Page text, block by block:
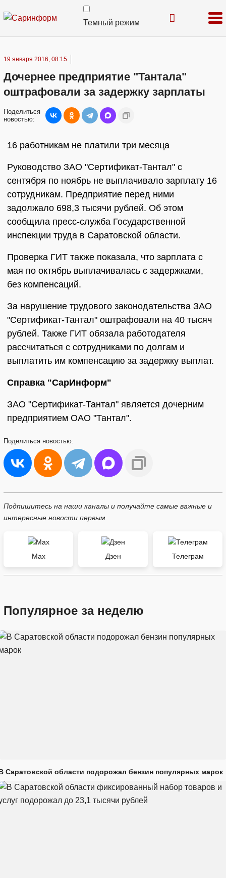
Темный режим
19 января 2016, 08:15
Дочернее предприятие "Тантала"
оштрафовали за задержку зарплаты
Поделиться
новостью:
16 работникам не платили три месяца
Руководство ЗАО "Сертификат-Тантал" с
сентября по ноябрь не выплачивало зарплату 16
сотрудникам. Предприятие перед ними
задолжало 698,3 тысячи рублей. Об этом
сообщила пресс-служба Государственной
инспекции труда в Саратовской области.
Проверка ГИТ также показала, что зарплата с
мая по октябрь выплачивалась с задержками,
без компенсаций.
За нарушение трудового законодательства ЗАО
"Сертификат-Тантал" оштрафовали на 40 тысяч
рублей. Также ГИТ обязала работодателя
рассчитаться с сотрудниками по долгам и
выплатить им компенсацию за задержку выплат.
Справка "СарИнформ"
ЗАО "Сертификат-Тантал" является дочерним
предприятием ОАО "Тантал".
Поделиться новостью:
Подпишитесь на наши каналы и получайте самые важные и
интересные новости первым
Max Дзен Телеграм
Популярное за неделю
Саратовской области подорожал бензин популярных марок